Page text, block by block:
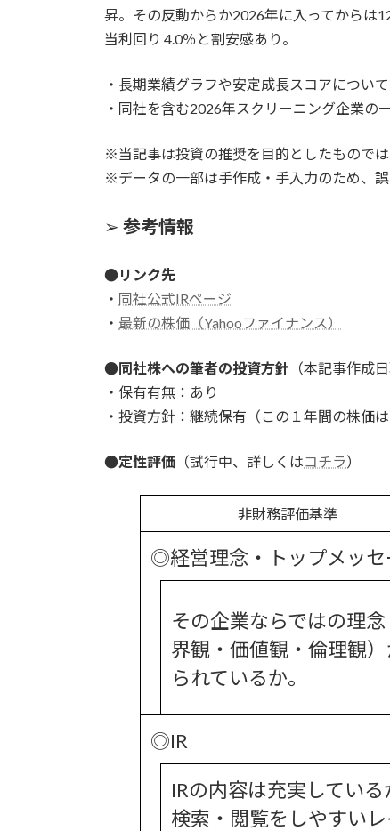
昇。その反動からか2026年に入ってからは
当利回り 4.0％と割安感あり。
・長期業績グラフや安定成長スコアについ
・同社を含む2026年スクリーニング企業の
※当記事は投資の推奨を目的としたもので
※データの一部は手作成・手入力のため、
➢ 参考情報
●リンク先
・ 同社公式IRページ
・ 最新の株価（Yahooファイナンス）
●同社株への筆者の投資方針 （本記事作成日
・保有有無：あり
・投資方針：継続保有（この１年間の株価
●定性評価 （試行中、詳しくはコチラ）
非財務評価基準
◎経営理念・トップメッセ
その企業ならではの理
界観・価値観・倫理観
られているか。
◎IR
IRの内容は充実している
検索・閲覧をしやすい